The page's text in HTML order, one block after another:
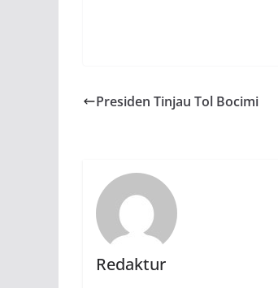
Presiden Tinjau Tol Bocimi
Redaktur